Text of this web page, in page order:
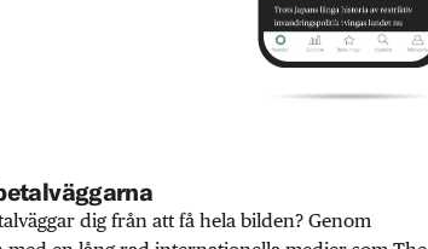
dig från att få hela bilden? Genom